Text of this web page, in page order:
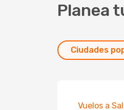
Planea
Ciudades
Vuelos a